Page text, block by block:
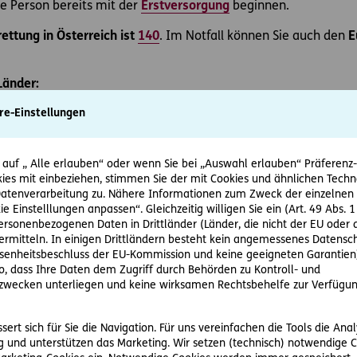
Einstellungen
„ Alle erlauben“ oder wenn Sie bei „Auswahl erlauben“
mit einbeziehen, stimmen Sie der mit Cookies und ähnlichen
zu. Nähere Informationen zum Zweck der einzelnen
Einstelllungen anpassen“. Gleichzeitig willigen Sie ein (Art. 49 Abs. 1
Daten in Drittländer (Länder, die nicht der EU oder
In einigen Drittländern besteht kein angemessenes
der EU-Kommission und keine geeigneten
dass Ihre Daten dem Zugriff durch Behörden zu Kontroll- und
unterliegen und keine wirksamen Rechtsbehelfe zur
sich für Sie die Navigation. Für uns vereinfachen die Tools die
und unterstützen das Marketing. Wir setzen (technisch) notwendige
Person bereits mit der Erstversorgung beginnen.
in Österreich ist 140. Im Notfall können Sie auch den
für das Gespräch mit dem Notruf
während des Telefonats mit dem Notruf ruhig zu bleiben und
Unfall passiert?